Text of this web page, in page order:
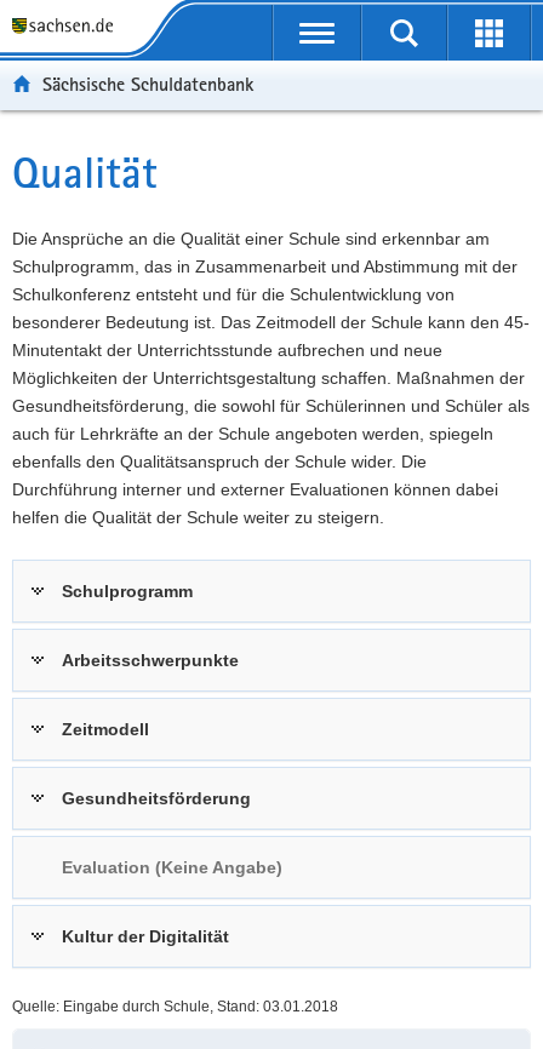
t
ü
e
r
g
r
e
i
f
e
n
d
e
i
g
o
n
r
l
a
v
i
g
a
t
i
o
n
a
t
n
h
a
l
t
W
t
r
e
I
n
f
o
r
m
a
t
i
r
i
c
e
Portalübergreifende
Suche
Sächsische Schuldatenbank
Hauptinhalt
Qualität
Die Ansprüche an die Qualität einer Schule sind erkennbar am
Schulprogramm, das in Zusammenarbeit und Abstimmung mit der
Schulkonferenz entsteht und für die Schulentwicklung von
besonderer Bedeutung ist. Das Zeitmodell der Schule kann den 45-
Minutentakt der Unterrichtsstunde aufbrechen und neue
Möglichkeiten der Unterrichtsgestaltung schaffen. Maßnahmen der
Gesundheitsförderung, die sowohl für Schülerinnen und Schüler als
auch für Lehrkräfte an der Schule angeboten werden, spiegeln
ebenfalls den Qualitätsanspruch der Schule wider. Die
Durchführung interner und externer Evaluationen können dabei
helfen die Qualität der Schule weiter zu steigern.
Schulprogramm
Arbeitsschwerpunkte
Zeitmodell
Gesundheitsförderung
Evaluation (Keine Angabe)
Kultur der Digitalität
Quelle: Eingabe durch Schule, Stand: 03.01.2018